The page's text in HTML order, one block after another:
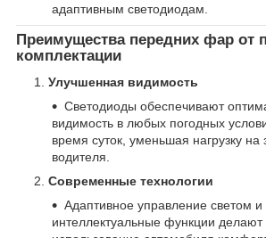
адаптивным светодиодам.
Преимущества передних фар от
комплектации
Улучшенная видимость
Светодиоды обеспечивают
видимость в любых погодных
время суток, уменьшая нагрузку на
водителя.
Современные технологии
Адаптивное управление светом и
интеллектуальные функции делают